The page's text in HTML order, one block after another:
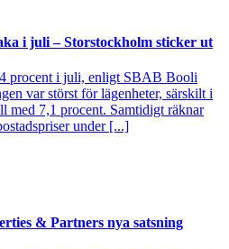
i juli – Storstockholm sticker ut
procent i juli, enligt SBAB Booli
var störst för lägenheter, särskilt i
med 7,1 procent. Samtidigt räknar
under [...]
& Partners nya satsning